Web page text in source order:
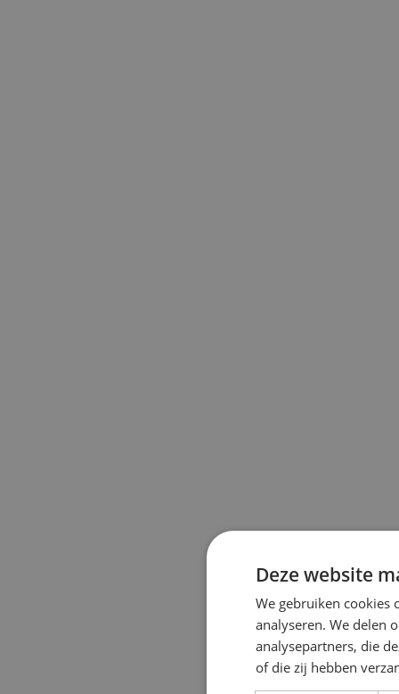
Deze website
We gebruiken cookies
analyseren. We delen
analysepartners, die
of die zij hebben